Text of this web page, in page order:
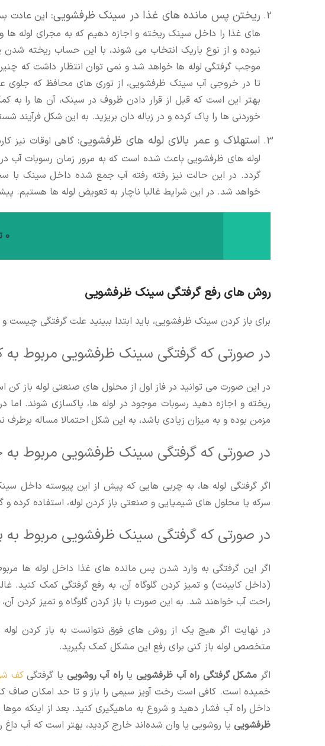
ریختن پس مانده های غذا در سینک ظرفشویی: این عادت
های غذا را داخل سینک ریخته و اجازه دهیم که به مجرای لوله
نبوده و از نوع باریک انتخاب می شوند، با این حساب ریخته شدن
موجب گرفتگی لوله ها خواهد شد و نمی توان انتظار داشت که
تا در خروجی آب سینک ظرفشویی، از توری های محافظ که جلوی
بهتر این است که قبل از قرار دادن ظروف در سینک، آن ها را
خوردنی ها را پاک کرده و در زباله دان بریزید. به این شکل
استهلاک و عمر بالای لوله های ظرفشویی: گاهی اوقات نیز
لوله های ظرفشویی باعث شده است که به مرور زمان رسوبات
گردد. در این حالت نیز رفته رفته آب جمع شده داخل سینک
خواهد شد. در این شرایط غالبا ناچار به تعویض لوله ها هستیم.
0 تا 100 تعویض شیر و علمک دستشویی + تعویض شیر ظرفشویی
روش های رفع گرفتگی سینک ظرفشویی
برای باز کردن سینک ظرفشویی، باید ابتدا ببینید علت گرفتگی
در صورتی که گرفتگی سینک ظرفشویی مربوط به
در این صورت می توانید در فاز اول از محلول های صنعتی لوله باز
ریخته و اجازه دهید رسوبات موجود در لوله ها، پاکسازی شوند. اما
مزمن بوده و به میزان زیادی باشد، به این شکل احتمالا مساله
در صورتی که گرفتگی سینک ظرفشویی مربوط به
اگر گرفتگی لوله ها، به چربی هایی که پیش از این پیوسته داخل
سرکه یا محلول های شیمیایی و صنعتی باز کردن لوله، استفاده کرده و
در صورتی که گرفتگی سینک ظرفشویی مربوط
اگر این گرفتگی به وارد شدن پس مانده های غذا داخل لوله ها
(داخل کابینت) و تمیز کردن گلوگاه آن، به رفع گرفتگی کمک کنید.
راحت آب خواهند شد. به این صورت با باز کردن گلوگاه و تمیز کردن
در نهایت اگر هیچ یک از روش های فوق نتوانست به باز کردن
متخصص لوله باز کنی برای رفع این مشکل کمک بگیرید.
اگر مشکل گرفتگی راه آب ظرفشویییاراه آب روشویی یا گرفتگیکف
خمیده است. کافی است رخت آویز سیمی را باز و تا حد امکان صاف
داخل راه آب فشار دهید و شروع به ماهیگیری کنید. بعد از اینکه موها
ظرفشویی یا روشویی یا وان شده‌اند خارج کردید، بهتر است که آب داغ